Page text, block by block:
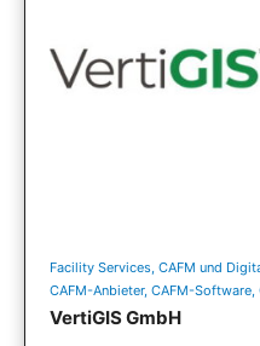
Facility Services, CAFM und
CAFM-Anbieter, CAFM-
VertiGIS GmbH